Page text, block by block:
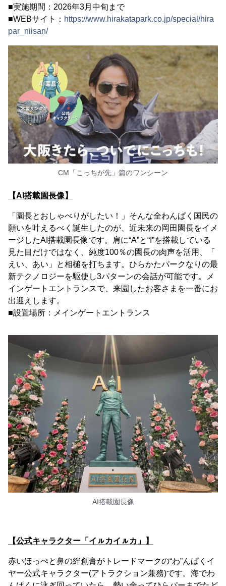
■実施期間：2026年3月中旬まで
■WEBサイト： https://www.hirakatapark.co.jp/special/hira
par_niisan/
CM「こっちが先」篇のワンシーン
【AI搭載園長像】
「園長とおしゃべりがしたい！」そんな全わんぱく国民の
願いを叶えるべく誕生したのが、近未来の岡田園長をイメ
ージしたAI搭載園長像です。肩に“A”と“I”を搭載している
見た目だけではなく、純度100％の園長の肉声を活用、「
えい、あい」と相槌を打ちます。ひらかたパークなりの最
新テクノロジーを駆使し3パターンの会話が可能です。メ
インゲートエントランスで、来園したお客さまを一番にお
出迎えします。
■設置場所：メインゲートエントランス
AI搭載園長像
【公式キャラクター「イㇽカイㇽカ」】
赤いほっぺと鼻の絆創膏がトレードマークの“わ”んぱくイ
ヤー公式キャラクター(アトラクション兼務)です。海でわ